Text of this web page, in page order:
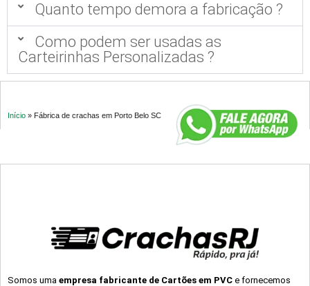
Quanto tempo demora a fabricação ?
Como podem ser usadas as
Carteirinhas Personalizadas ?
Início » Fábrica de crachas em Porto Belo SC
Somos uma empresa fabricante de Cartões em PVC e fornecemos